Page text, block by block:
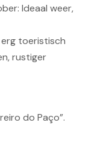
Ideaal weer,
toeristisch
rustiger
do Paço”.